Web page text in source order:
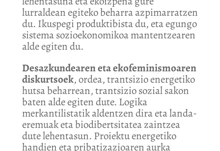
lurraldean egiteko beharra azpimarratzen
du. Ikuspegi produktibista du, eta egungo
sistema sozioekonomikoa mantentzearen
alde egiten du.
Desazkundearen eta ekofeminismoaren
diskurtsoek, ordea, trantsizio energetiko
hutsa beharrean, trantsizio sozial sakon
baten alde egiten dute. Logika
merkantilistatik aldentzen dira eta landa-
eremuak eta biodibertsitatea zaintzea
dute lehentasun. Proiektu energetiko
handien eta pribatizazioaren aurka